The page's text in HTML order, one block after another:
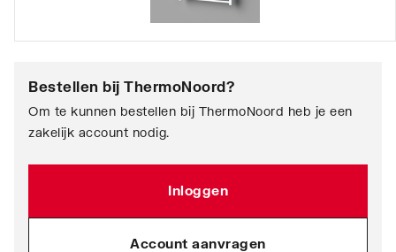
Bestellen bij ThermoNoord?
Om te kunnen bestellen bij ThermoNoord heb je een
zakelijk account nodig.
Inloggen
Account aanvragen